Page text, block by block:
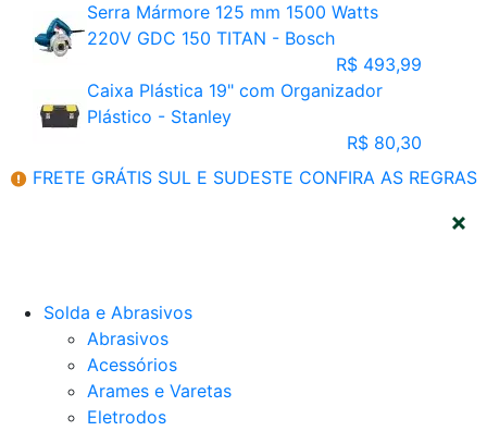
Serra Mármore 125 mm 1500 Watts
220V GDC 150 TITAN - Bosch
R$ 493,99
Caixa Plástica 19" com Organizador
Plástico - Stanley
R$ 80,30
FRETE GRÁTIS SUL E SUDESTE CONFIRA AS REGRAS
Solda e Abrasivos
Abrasivos
Acessórios
Arames e Varetas
Eletrodos